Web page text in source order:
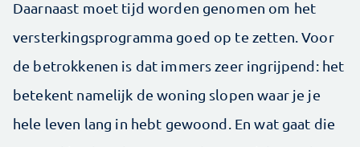
Daarnaast moet tijd worden genomen om het
versterkingsprogramma goed op te zetten. Voor
de betrokkenen is dat immers zeer ingrijpend: het
betekent namelijk de woning slopen waar je je
hele leven lang in hebt gewoond. En wat gaat die